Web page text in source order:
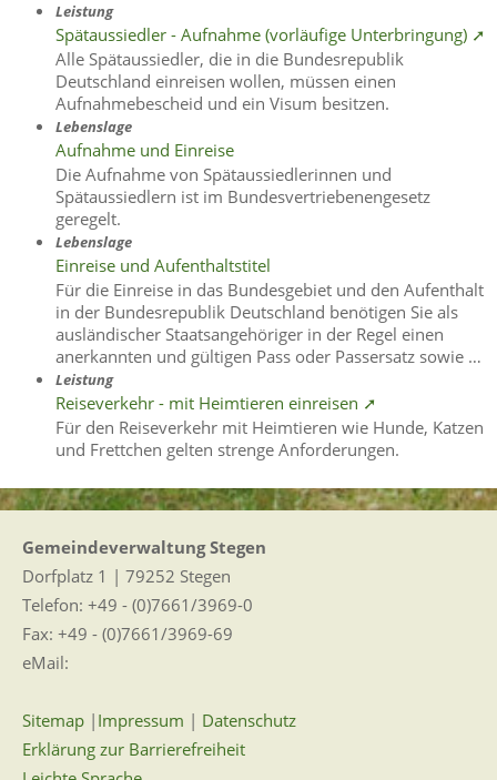
Leistung
Spätaussiedler - Aufnahme (vorläufige Unterbringung) ➚
Alle Spätaussiedler, die in die Bundesrepublik
Deutschland einreisen wollen, müssen einen
Aufnahmebescheid und ein Visum besitzen.
Lebenslage
Aufnahme und Einreise
Die Aufnahme von Spätaussiedlerinnen und
Spätaussiedlern ist im Bundesvertriebenengesetz
geregelt.
Lebenslage
Einreise und Aufenthaltstitel
Für die Einreise in das Bundesgebiet und den Aufenthalt
in der Bundesrepublik Deutschland benötigen Sie als
ausländischer Staatsangehöriger in der Regel einen
anerkannten und gültigen Pass oder Passersatz sowie …
Leistung
Reiseverkehr - mit Heimtieren einreisen ➚
Für den Reiseverkehr mit Heimtieren wie Hunde, Katzen
und Frettchen gelten strenge Anforderungen.
Gemeindeverwaltung Stegen
Dorfplatz 1 | 79252 Stegen
Telefon: +49 - (0)7661/3969-0
Fax: +49 - (0)7661/3969-69
eMail:
Sitemap | Impressum | Datenschutz
Erklärung zur Barrierefreiheit